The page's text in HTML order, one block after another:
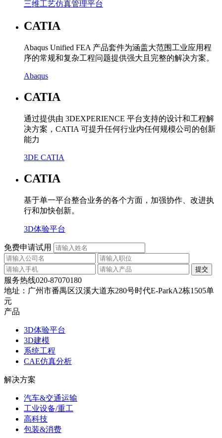
三维工艺仿真管理平台
CATIA
Abaqus Unified FEA 产品套件为涵盖大范围工业应用程
序的常规和复杂工程问题提供强大且完整的解决方案。
Abaqus
CATIA
通过提供由 3DEXPERIENCE 平台支持的设计和工程解
决方案，CATIA 可提升任何行业内任何规模公司的创新
能力
3DE CATIA
CATIA
基于单一平台整合业务的各个方面，加强协作、改进执
行和加快创新。
3D体验平台
免费申请试用
服务热线020-87070180
地址： 广州市番禺区汉溪大道东280号时代E-ParkA2栋1505单
元
产品
3D体验平台
3D建模
系统工程
CAE仿真分析
解决方案
汽车&交通运输
工业设备/重工
高科技
包装&消费